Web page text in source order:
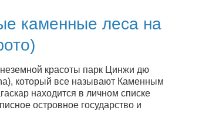
каменные леса на
красоты парк Цинжи дю
который все называют Каменным
находится в личном списке
островное государство и